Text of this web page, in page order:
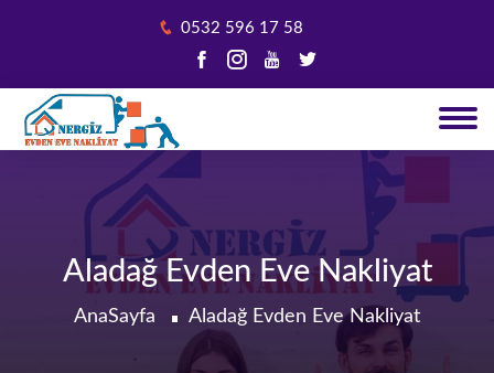
0532 596 17 58
Aladağ Evden Eve Nakliyat
AnaSayfa Aladağ Evden Eve Nakliyat